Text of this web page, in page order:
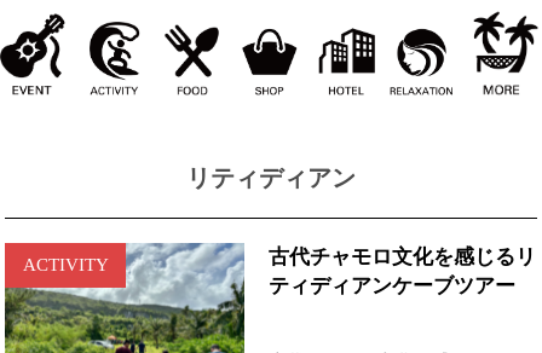
リティディアン
ACTIVITY
古代チャモロ文化を感じるリ
ティディアンケーブツアー